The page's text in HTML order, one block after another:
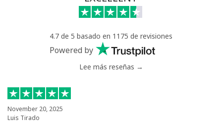
⁦$5⁩
4.7 de 5 basado en 1175 de revisiones
Powered by
Lee más reseñas →
November 20, 2025
Luis Tirado